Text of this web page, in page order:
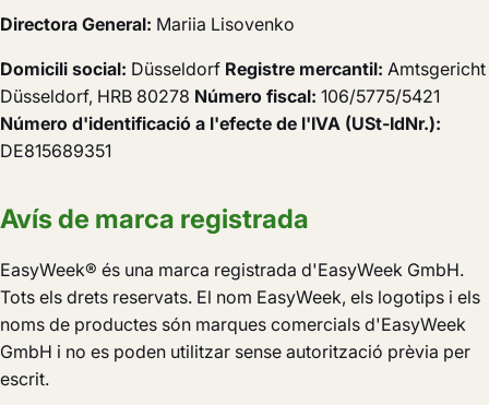
Directora General: Mariia Lisovenko
Domicili social: Düsseldorf Registre mercantil: Amtsgericht
Düsseldorf, HRB 80278 Número fiscal: 106/5775/5421
Número d'identificació a l'efecte de l'IVA (USt-IdNr.):
DE815689351
Avís de marca registrada
EasyWeek® és una marca registrada d'EasyWeek GmbH.
Tots els drets reservats. El nom EasyWeek, els logotips i els
noms de productes són marques comercials d'EasyWeek
GmbH i no es poden utilitzar sense autorització prèvia per
escrit.